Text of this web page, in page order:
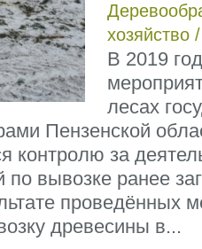
хозяйство
В 2019
лесах
Пензенской
контролю за
по вывозке ранее
проведённых
древесины в...